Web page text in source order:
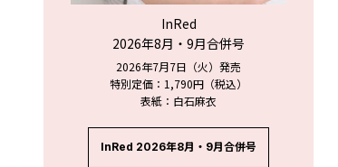
InRed
2026年8月・9月合併号
2026年7月7日（火）発売
特別定価：1,790円（税込）
表紙：白石麻衣
InRed 2026年8月・9月合併号